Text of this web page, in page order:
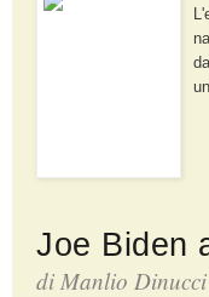
Joe Biden
di Manlio Dinucci